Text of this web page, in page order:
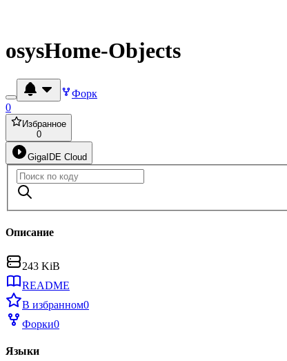
osysHome-Objects
Форк
0
Избранное
0
GigaIDE Cloud
Описание
243 KiB
README
В избранном0
Форки0
Языки